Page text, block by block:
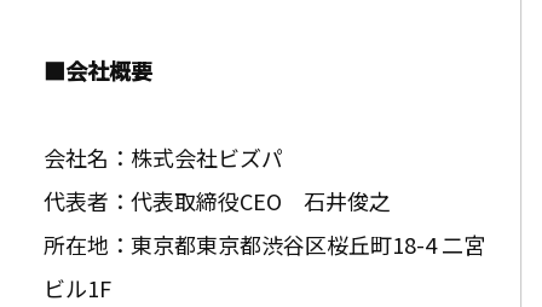
■会社概要
会社名：株式会社ビズパ
代表者：代表取締役CEO 石井俊之
所在地：東京都東京都渋谷区桜丘町18-4 二宮
ビル1F